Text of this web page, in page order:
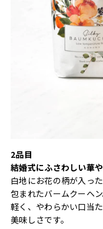
2品目
結婚式にふさわしい華
白地にお花の柄が入っ
包まれたバームクーヘ
軽く、やわらかい口当
美味しさです。